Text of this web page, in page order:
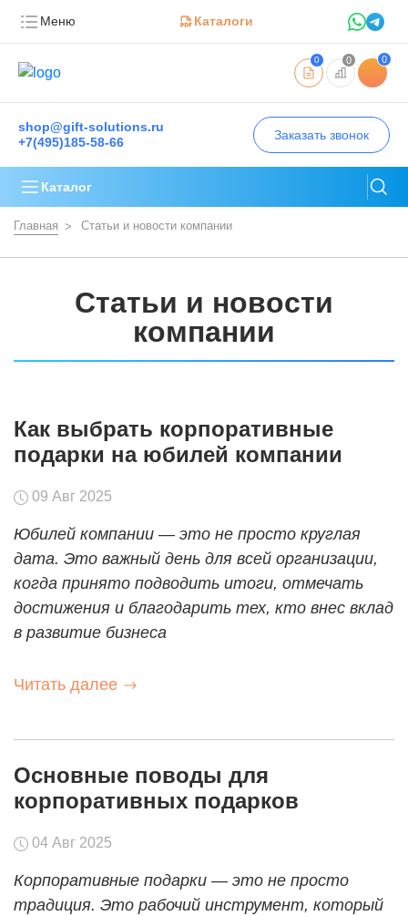
Меню Каталоги
0 0 0
shop@gift-solutions.ru
+7(495)185-58-66
Заказать звонок
Каталог
Главная Статьи и новости компании
Статьи и новости
компании
Как выбрать корпоративные
подарки на юбилей компании
09 Авг 2025
Юбилей компании — это не просто круглая
дата. Это важный день для всей организации,
когда принято подводить итоги, отмечать
достижения и благодарить тех, кто внес вклад
в развитие бизнеса
Читать далее
Основные поводы для
корпоративных подарков
04 Авг 2025
Корпоративные подарки — это не просто
традиция. Это рабочий инструмент, который